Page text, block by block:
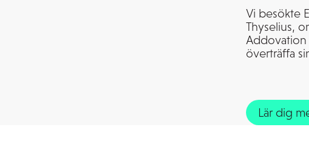
Vi besökte
Thyselius,
Addovation
överträffa
Lär dig